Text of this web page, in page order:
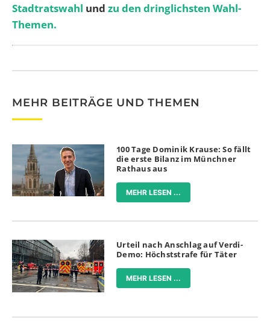
Stadtratswahl und zu den dringlichsten Wahl-
Themen.
MEHR BEITRÄGE UND THEMEN
100 Tage Dominik Krause: So fällt
die erste Bilanz im Münchner
Rathaus aus
MEHR LESEN ...
Urteil nach Anschlag auf Verdi-
Demo: Höchststrafe für Täter
MEHR LESEN ...